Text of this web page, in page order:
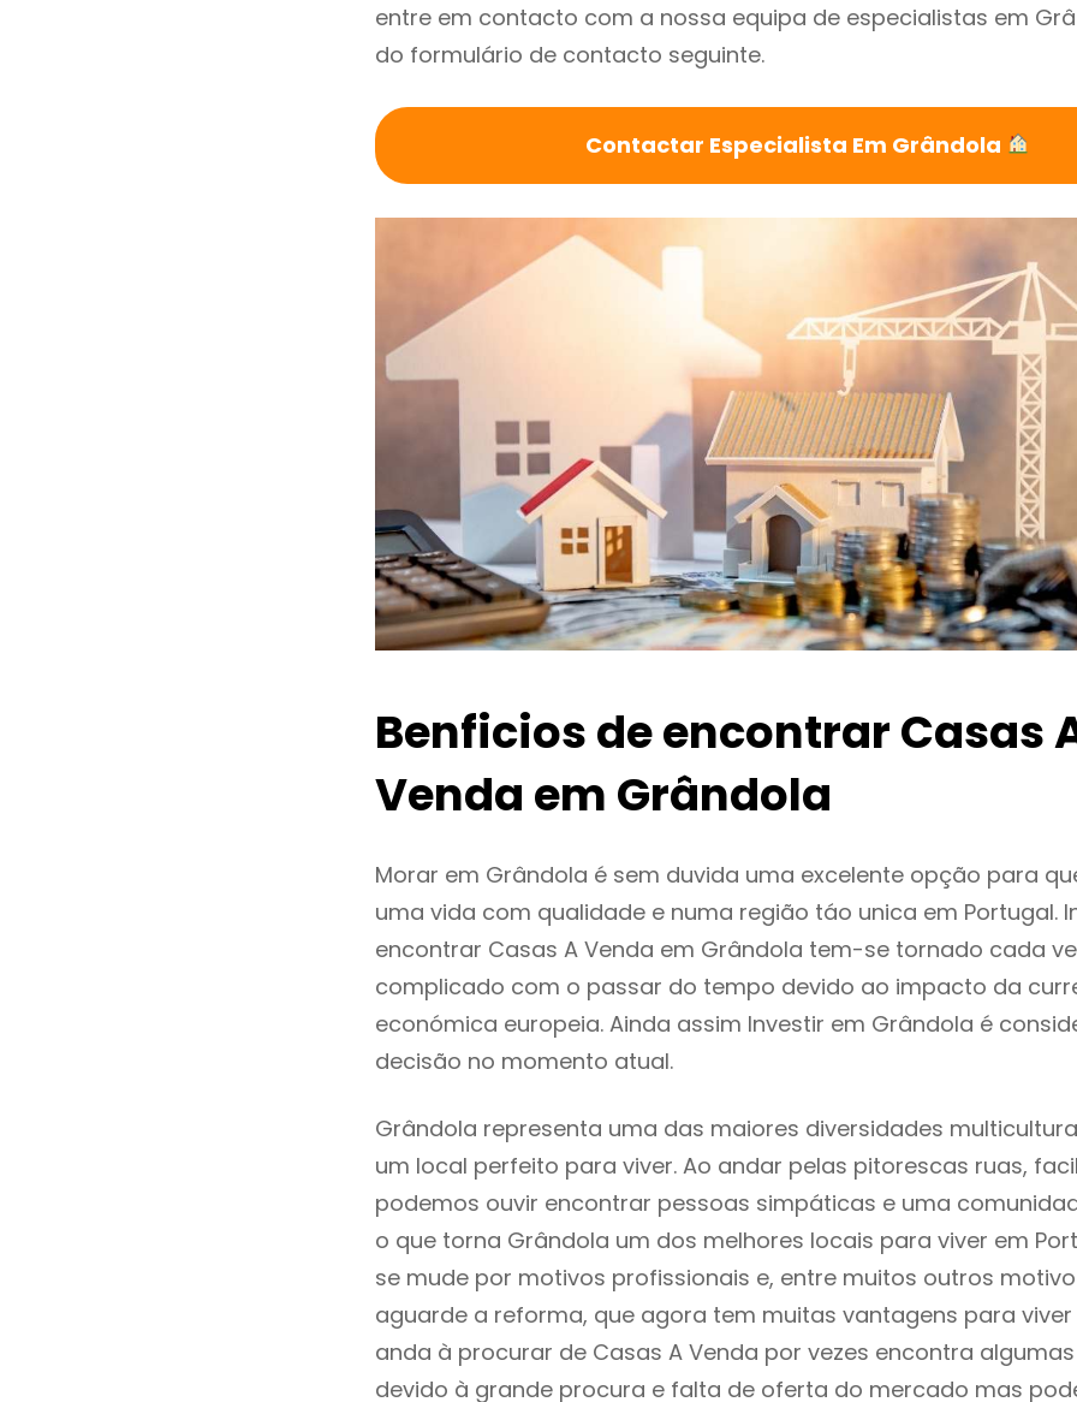
entre em contacto com a nossa equipa de especialistas em
do formulário de contacto seguinte.
Contactar Especialista Em Grândola
Benficios de encontrar Casas
Venda em Grândola
Morar em Grândola é sem duvida uma excelente opção para
uma vida com qualidade e numa região táo unica em Portugal.
encontrar Casas A Venda em Grândola tem-se tornado cada
complicado com o passar do tempo devido ao impacto da
económica europeia. Ainda assim Investir em Grândola é
decisão no momento atual.
Grândola representa uma das maiores diversidades
um local perfeito para viver. Ao andar pelas pitorescas ruas,
podemos ouvir encontrar pessoas simpáticas e uma
o que torna Grândola um dos melhores locais para viver em
se mude por motivos profissionais e, entre muitos outros
aguarde a reforma, que agora tem muitas vantagens para viver
anda à procurar de Casas A Venda por vezes encontra
devido à grande procura e falta de oferta do mercado mas